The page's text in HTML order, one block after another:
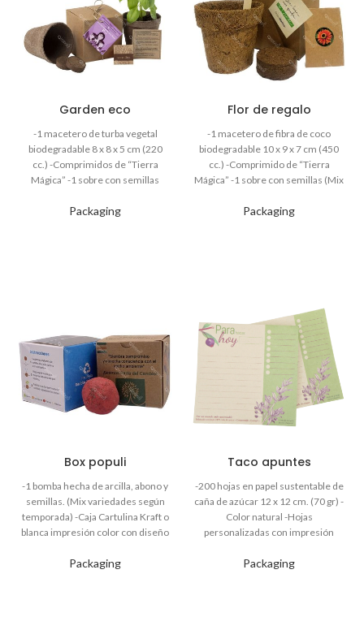
Garden eco
Packaging
Flor de regalo
Packaging
Box populi
Packaging
Taco apuntes
Packaging